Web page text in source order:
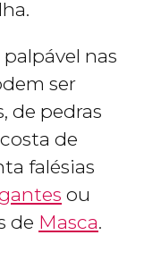
nas
ser
de pedras
de
falésias
ou
de Masca.